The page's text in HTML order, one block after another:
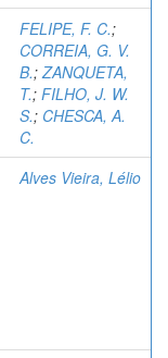
FELIPE, F. C.;
CORREIA, G. V.
B.;ZANQUETA,
T.; FILHO, J. W.
S.; CHESCA, A.
C.
Alves Vieira, Lélio